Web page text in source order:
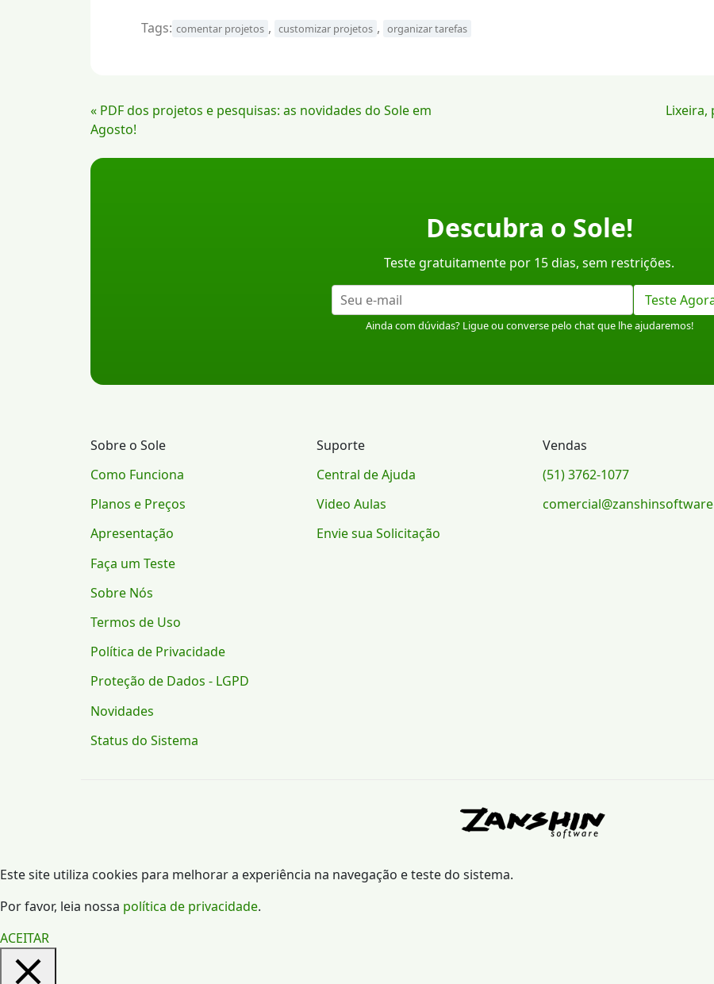
Tags: comentar projetos , customizar projetos , organizar tarefas
Continue
Lendo
« PDF dos projetos e pesquisas: as novidades do Sole em
Agosto!
Lixeira,
Descubra o Sole!
Teste gratuitamente por 15 dias, sem restrições.
Teste
Ainda com dúvidas? Ligue ou converse pelo chat que lhe ajudaremos!
Sobre o Sole
Como Funciona
Planos e Preços
Apresentação
Faça um Teste
Sobre Nós
Termos de Uso
Política de Privacidade
Proteção de Dados - LGPD
Novidades
Status do Sistema
Suporte
Central de Ajuda
Video Aulas
Envie sua Solicitação
Vendas
(51) 3762-1077
Este site utiliza cookies para melhorar a experiência na navegação e teste do sistema.
Por favor, leia nossa política de privacidade.
ACEITAR